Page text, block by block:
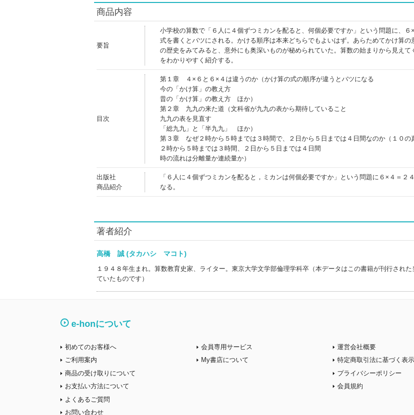
商品内容
要旨
小学校の算数で「６人に４個ずつミカンを配ると、何個必要ですか」という問題に、６
式を書くとバツにされる。かける順序は本来どちらでもよいはず。あらためてかけ算の
の歴史をみてみると、意外にも奥深いものが秘められていた。算数の始まりから見えて
をわかりやすく紹介する。
目次
第１章 ４×６と６×４は違うのか（かけ算の式の順序が違うとバツになる
今の「かけ算」の教え方
昔の「かけ算」の教え方 ほか）
第２章 九九の来た道（文科省が九九の表から期待していること
九九の表を見直す
「総九九」と「半九九」 ほか）
第３章 なぜ２時から５時までは３時間で、２日から５日までは４日間なのか（１０の
２時から５時までは３時間、２日から５日までは４日間
時の流れは分離量か連続量か）
出版社
商品紹介
「６人に４個ずつミカンを配ると，ミカンは何個必要ですか」という問題に６×４＝２
なる。
著者紹介
高橋 誠 (タカハシ マコト)
１９４８年生まれ。算数教育史家、ライター。東京大学文学部倫理学科卒（本データはこの書籍が刊行され
ていたものです）
e-honについて
初めてのお客様へ
ご利用案内
商品の受け取りについて
お支払い方法について
よくあるご質問
お問い合わせ
会員専用サービス
My書店について
運営会社概要
特定商取引法に基づく表示
プライバシーポリシー
会員規約